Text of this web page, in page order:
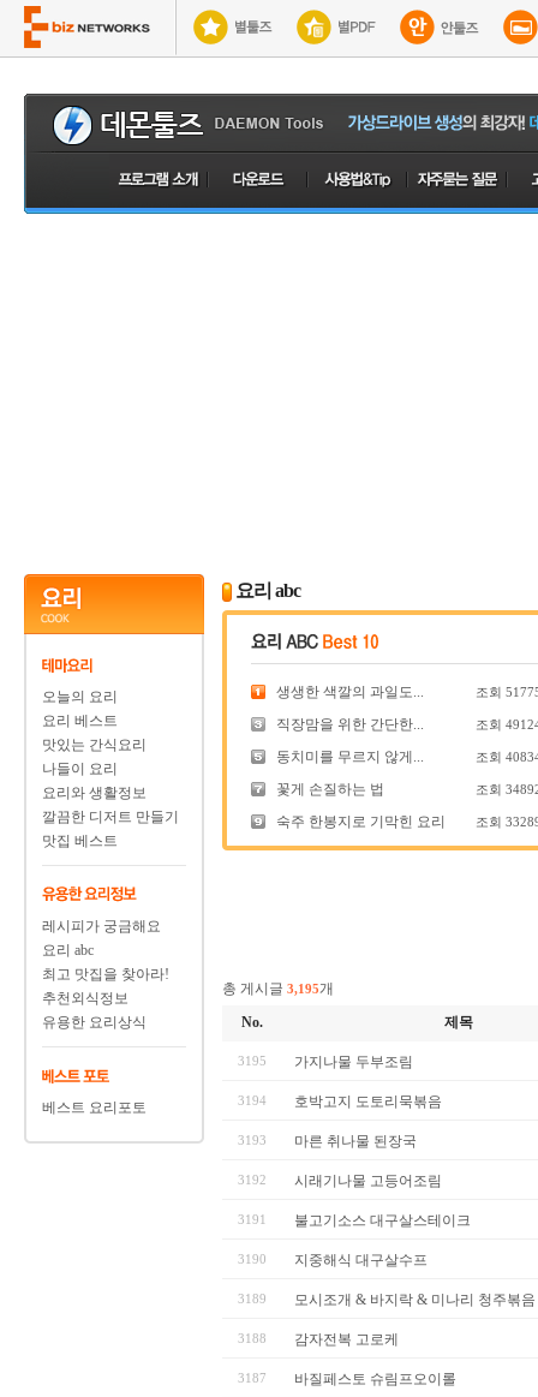
오늘의 요리
요리 베스트
맛있는 간식요리
나들이 요리
요리와 생활정보
깔끔한 디저트 만들기
맛집 베스트
레시피가 궁금해요
요리 abc
최고 맛집을 찾아라!
추천외식정보
유용한 요리상식
베스트 요리포토
요리 abc
생생한 색깔의 과일도... 조회
직장맘을 위한 간단한... 조회
동치미를 무르지 않게... 조회
꽃게 손질하는 법 조회
숙주 한봉지로 기막힌 요리 조회
총 게시글 3,195개
No.
제목
3195 가지나물 두부조림
3194 호박고지 도토리묵볶음
3193 마른 취나물 된장국
3192 시래기나물 고등어조림
3191 불고기소스 대구살스테이크
3190 지중해식 대구살수프
3189 모시조개 & 바지락 & 미나리 청주볶음
3188 감자전복 고로케
3187 바질페스토 슈림프오이롤